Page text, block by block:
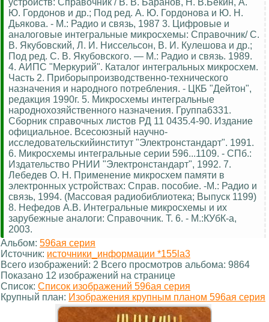
устройств: Справочник / В. В. Баранов, Н. В.Бекин, А.
Ю. Гордонов и др.; Под ред. А. Ю. Гордонова и Ю. Н.
Дьякова. - М.: Радио и связь, 1987 3. Цифровые и
аналоговые интегральные микросхемы: Справочник/ С.
В. Якубовский, Л. И. Ниссельсон, В. И. Кулешова и др.;
Под ред. С. В. Якубовского. — М.: Радио и связь. 1989.
4. АИПС "Меркурий". Каталог интегральных микросхем.
Часть 2. Приборыпроизводственно-технического
назначения и народного потребления. - ЦКБ "Дейтон",
редакция 1990г. 5. Микросхемы интегральные
народнохозяйственного назначения. Группа6331.
Сборник справочных листов РД 11 0435.4-90. Издание
официальное. Всесоюзный научно-
исследовательскийинститут "Электронстандарт". 1991.
6. Микросхемы интегральные серии 596...1109. - СПб.:
Издательство РНИИ "Электронстандарт", 1992. 7.
Лебедев О. Н. Применение микросхем памяти в
электронных устройствах: Справ. пособие. -М.: Радио и
связь, 1994. (Массовая радиобиблиотека; Выпуск 1199)
8. Нефедов А.В. Интегральные микросхемы и их
зарубежные аналоги: Справочник. Т. 6. - М.:КУбК-а,
2003.
Альбом: 596ая серия
Источник: источники_информации *155la3
Всего изображений: 2 Всего просмотров альбома: 9864
Показано 12 изображений на странице
Список: Список изображений 596ая серия
Крупный план: Изображения крупным планом 596ая серия